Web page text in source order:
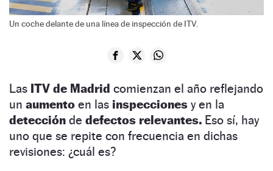
Un coche delante de una línea de inspección de ITV.
Las ITV de Madrid comienzan el año reflejando
un aumento en las inspecciones y en la
detección de defectos relevantes. Eso sí, hay
uno que se repite con frecuencia en dichas
revisiones: ¿cuál es?